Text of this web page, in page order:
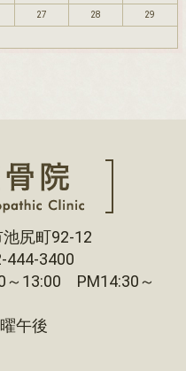
27 28 29
尻町92-12
444-3400
～13:00 PM14:30～
午後